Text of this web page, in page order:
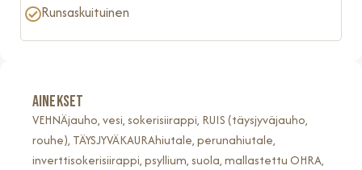
Runsaskuituinen
AINEKSET
VEHNÄjauho, vesi, sokerisiirappi, RUIS (täysjyväjauho,
rouhe), TÄYSJYVÄKAURAhiutale, perunahiutale,
inverttisokerisiirappi, psyllium, suola, mallastettu OHRA,